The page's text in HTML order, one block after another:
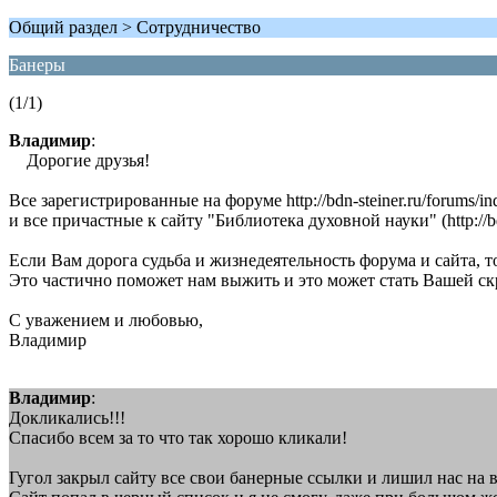
Общий раздел > Сотрудничество
Банеры
(1/1)
Владимир:
Дорогие друзья!
Все зарегистрированные на форуме http://bdn-steiner.ru/forums/
и все причастные к сайту "Библиотека духовной науки" (http://
Если Вам дорога судьба и жизнедеятельность форума и сайта,
Это частично поможет нам выжить и это может стать Вашей
С уважением и любовью,
Владимир
Владимир:
Докликались!!!
Спасибо всем за то что так хорошо кликали!
Гугол закрыл сайту все свои банерные ссылки и лишил нас на